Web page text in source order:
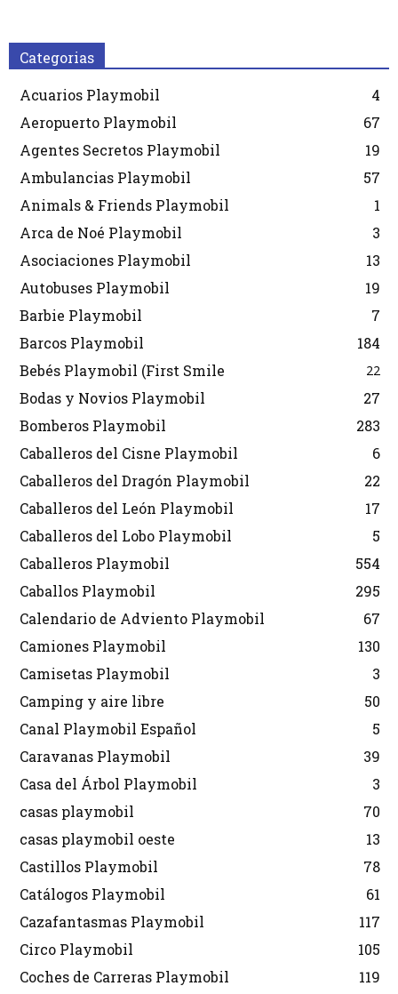
Categorias
Acuarios Playmobil
4
Aeropuerto Playmobil
67
Agentes Secretos Playmobil
19
Ambulancias Playmobil
57
Animals & Friends Playmobil
1
Arca de Noé Playmobil
3
Asociaciones Playmobil
13
Autobuses Playmobil
19
Barbie Playmobil
7
Barcos Playmobil
184
Bebés Playmobil (First Smile
22
Bodas y Novios Playmobil
27
Bomberos Playmobil
283
Caballeros del Cisne Playmobil
6
Caballeros del Dragón Playmobil
22
Caballeros del León Playmobil
17
Caballeros del Lobo Playmobil
5
Caballeros Playmobil
554
Caballos Playmobil
295
Calendario de Adviento Playmobil
67
Camiones Playmobil
130
Camisetas Playmobil
3
Camping y aire libre
50
Canal Playmobil Español
5
Caravanas Playmobil
39
Casa del Árbol Playmobil
3
casas playmobil
70
casas playmobil oeste
13
Castillos Playmobil
78
Catálogos Playmobil
61
Cazafantasmas Playmobil
117
Circo Playmobil
105
Coches de Carreras Playmobil
119